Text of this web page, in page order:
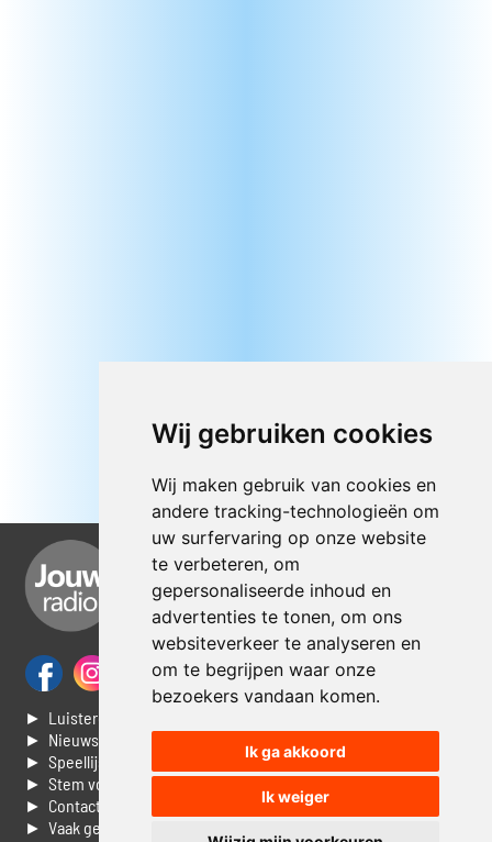
Wij gebruiken cookies
Wij maken gebruik van cookies en
andere tracking-technologieën om
uw surfervaring op onze website
te verbeteren, om
gepersonaliseerde inhoud en
advertenties te tonen, om ons
websiteverkeer te analyseren en
om te begrijpen waar onze
bezoekers vandaan komen.
Ik ga akkoord
Ik weiger
► Luisteren naar Jouwradio
► Nieuws
► Speellijst
► Stem voor de Dag top 3
► Contacteer ons
► Vaak gestelde vragen